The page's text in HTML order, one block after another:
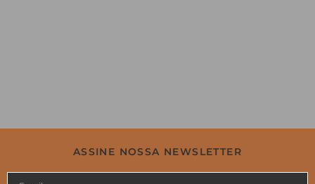
ASSINE NOSSA NEWSLETTER